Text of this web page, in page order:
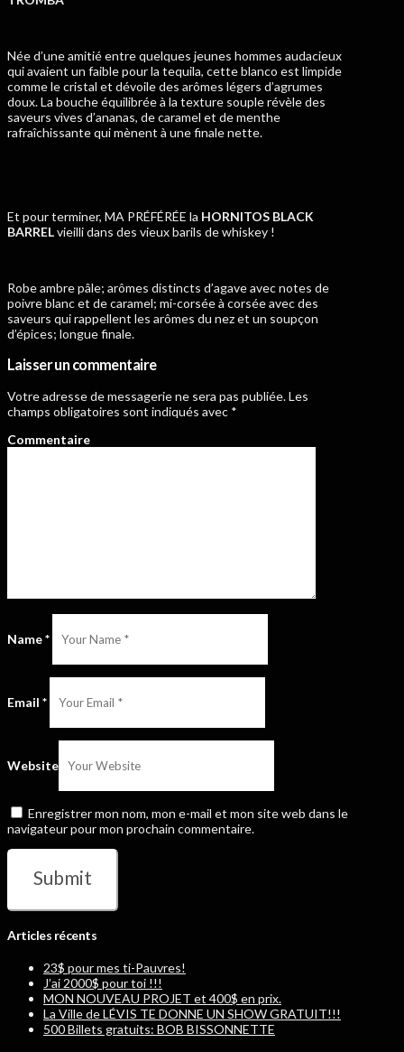
Née d’une amitié entre quelques jeunes hommes audacieux
qui avaient un faible pour la tequila, cette blanco est limpide
comme le cristal et dévoile des arômes légers d’agrumes
doux. La bouche équilibrée à la texture souple révèle des
saveurs vives d’ananas, de caramel et de menthe
rafraîchissante qui mènent à une finale nette.
Et pour terminer, MA PRÉFÉRÉE la HORNITOS BLACK
BARRELvieilli dans des vieux barils de whiskey !
Robe ambre pâle; arômes distincts d’agave avec notes de
poivre blanc et de caramel; mi-corsée à corsée avec des
saveurs qui rappellent les arômes du nez et un soupçon
d’épices; longue finale.
Laisser un commentaire
Votre adresse de messagerie ne sera pas publiée.Les
champs obligatoires sont indiqués avec *
Commentaire
Name*
Email *
Website
Enregistrer mon nom, mon e-mail et mon site web dans le
navigateur pour mon prochain commentaire.
Articles récents
23$ pour mes ti-Pauvres!
J’ai 2000$ pour toi !!!
MON NOUVEAU PROJET et 400$ en prix.
La Ville de LÉVIS TE DONNE UN SHOW GRATUIT!!!
500 Billets gratuits: BOB BISSONNETTE